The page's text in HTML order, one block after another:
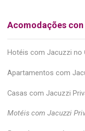
Acomodações
Hotéis com Jacuzzi no
Apartamentos com
Casas com Jacuzzi
Motéis com Jacuzzi